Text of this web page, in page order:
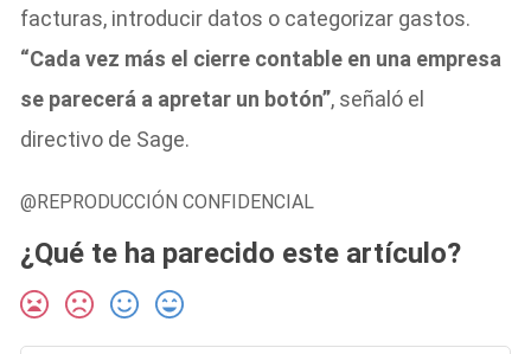
facturas, introducir datos o categorizar gastos.
“Cada vez más el cierre contable en una empresa
se parecerá a apretar un botón”, señaló el
directivo de Sage.
@REPRODUCCIÓN CONFIDENCIAL
¿Qué te ha parecido este artículo?